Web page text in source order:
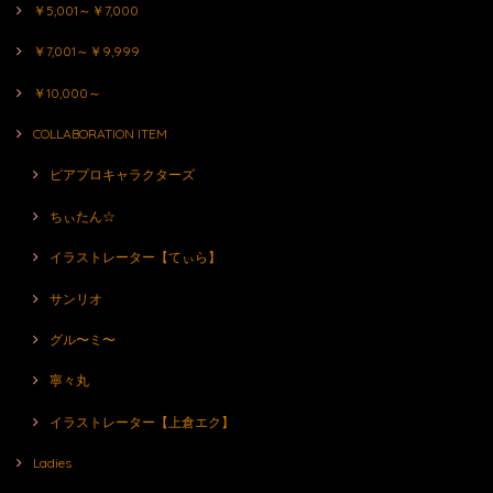
￥5,001～￥7,000
￥7,001～￥9,999
￥10,000～
COLLABORATION ITEM
ピアプロキャラクターズ
ちぃたん☆
イラストレーター【てぃら】
サンリオ
グル〜ミ〜
寧々丸
イラストレーター【上倉エク】
Ladies